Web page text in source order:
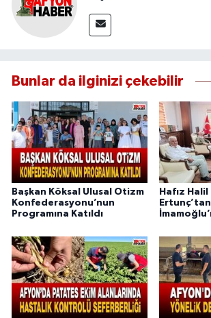
Bunlar da ilginizi çekebilir
Başkan Köksal Ulusal Otizm
Konfederasyonu’nun
Programına Katıldı
Hafız